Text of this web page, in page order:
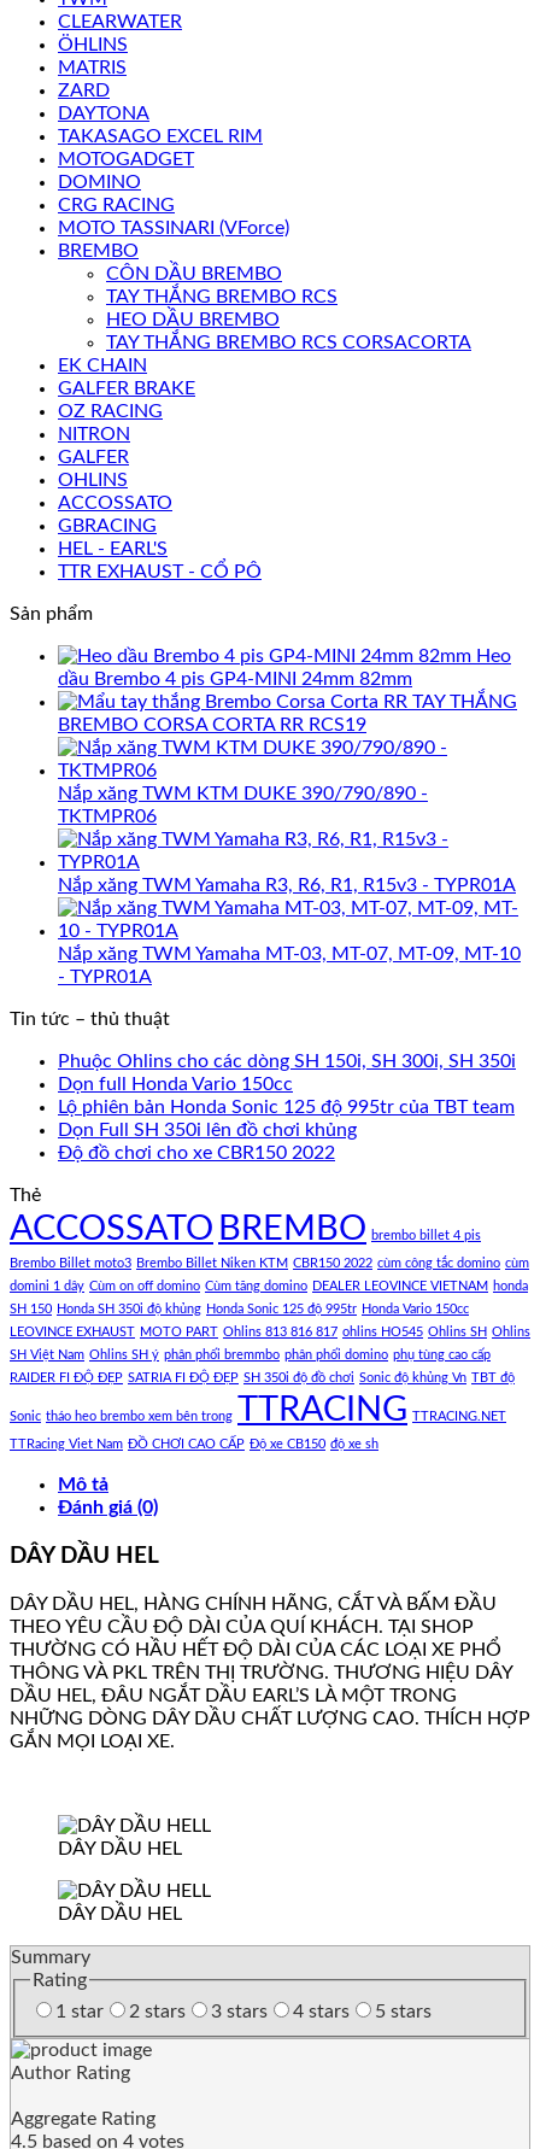
CLEARWATER
ÖHLINS
MATRIS
ZARD
DAYTONA
TAKASAGO EXCEL RIM
MOTOGADGET
DOMINO
CRG RACING
MOTO TASSINARI (VForce)
BREMBO
CÔN DẦU BREMBO
TAY THẮNG BREMBO RCS
HEO DẦU BREMBO
TAY THẮNG BREMBO RCS CORSACORTA
EK CHAIN
GALFER BRAKE
OZ RACING
NITRON
GALFER
OHLINS
ACCOSSATO
GBRACING
HEL - EARL'S
TTR EXHAUST - CỔ PÔ
Sản phẩm
Heo
dầu Brembo 4 pis GP4-MINI 24mm 82mm
TAY THẮNG
BREMBO CORSA CORTA RR RCS19
Nắp xăng TWM KTM DUKE 390/790/890 -
TKTMPR06
Nắp xăng TWM Yamaha R3, R6, R1, R15v3 - TYPR01A
Nắp xăng TWM Yamaha MT-03, MT-07, MT-09, MT-10
- TYPR01A
Tin tức – thủ thuật
Phuộc Ohlins cho các dòng SH 150i, SH 300i, SH 350i
Dọn full Honda Vario 150cc
Lộ phiên bản Honda Sonic 125 độ 995tr của TBT team
Dọn Full SH 350i lên đồ chơi khủng
Độ đồ chơi cho xe CBR150 2022
Thẻ
ACCOSSATO BREMBO brembo billet 4 pis
Brembo Billet moto3 Brembo Billet Niken KTM CBR150 2022 cùm công tắc domino cùm
domini 1 dây Cùm on off domino Cùm tăng domino DEALER LEOVINCE VIETNAM honda
SH 150 Honda SH 350i độ khủng Honda Sonic 125 độ 995tr Honda Vario 150cc
LEOVINCE EXHAUST MOTO PART Ohlins 813 816 817 ohlins HO545 Ohlins SH Ohlins
SH Việt Nam Ohlins SH ý phân phối bremmbo phân phối domino phụ tùng cao cấp
RAIDER FI ĐỘ ĐẸP SATRIA FI ĐỘ ĐẸP SH 350i độ đồ chơi Sonic độ khủng Vn TBT độ
Sonic tháo heo brembo xem bên trong TTRACING TTRACING.NET
TTRacing Viet Nam ĐỒ CHƠI CAO CẤP Độ xe CB150 độ xe sh
Mô tả
Đánh giá (0)
DÂY DẦU HEL
DÂY DẦU HEL, HÀNG CHÍNH HÃNG, CẮT VÀ BẤM ĐẦU
THEO YÊU CẦU ĐỘ DÀI CỦA QUÍ KHÁCH. TẠI SHOP
THƯỜNG CÓ HẦU HẾT ĐỘ DÀI CỦA CÁC LOẠI XE PHỔ
THÔNG VÀ PKL TRÊN THỊ TRƯỜNG. THƯƠNG HIỆU DÂY
DẦU HEL, ĐÂU NGẮT DẦU EARL’S LÀ MỘT TRONG
NHỮNG DÒNG DÂY DẦU CHẤT LƯỢNG CAO. THÍCH HỢP
GẮN MỌI LOẠI XE.
DÂY DẦU HEL
DÂY DẦU HEL
Summary
Rating
1 star
2 stars 3 stars 4 stars 5 stars
Author Rating
Aggregate Rating
4.5 based on 4 votes